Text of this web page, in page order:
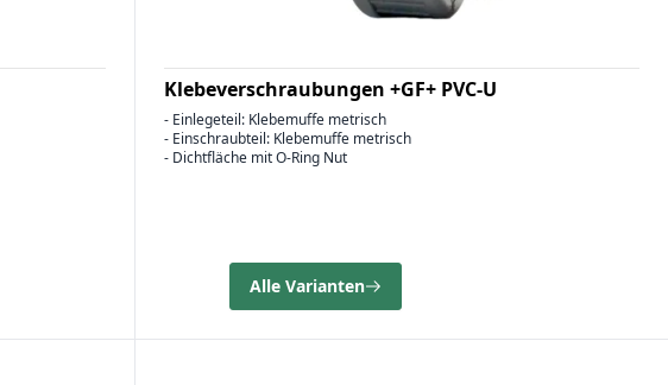
Klebeverschraubungen +GF+ PVC-U
- Einlegeteil: Klebemuffe metrisch
- Einschraubteil: Klebemuffe metrisch
- Dichtfläche mit O-Ring Nut
Alle Varianten